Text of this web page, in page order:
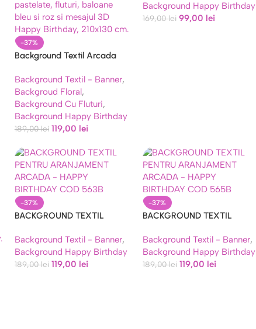
-37%
Background Textil Arcada
(COD 572B)
Background Textil - Banner,
Backgroud Floral,
Background Cu Fluturi,
Background Happy Birthday
189,00lei 119,00 lei
Background Happy Birthday
169,00lei 99,00 lei
-37%
BACKGROUND TEXTIL
ARCADA – HAPPY BIRTHDAY
COD 563B
Background Textil - Banner,
Background Happy Birthday
189,00lei 119,00 lei
-37%
BACKGROUND TEXTIL
ARCADA – HAPPY BIRTHDAY
COD 565B
Background Textil - Banner,
Background Happy Birthday
189,00lei 119,00 lei